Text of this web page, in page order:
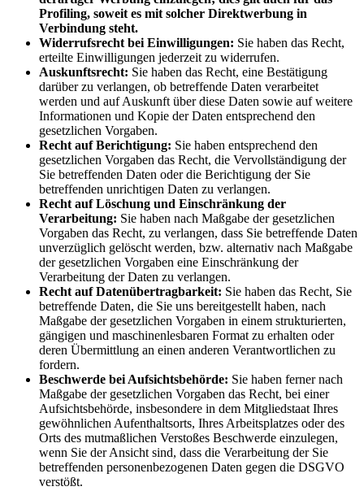
Profiling, soweit es mit solcher Direktwerbung in
Verbindung steht.
Widerrufsrecht bei Einwilligungen: Sie haben das Recht,
erteilte Einwilligungen jederzeit zu widerrufen.
Auskunftsrecht: Sie haben das Recht, eine Bestätigung
darüber zu verlangen, ob betreffende Daten verarbeitet
werden und auf Auskunft über diese Daten sowie auf weitere
Informationen und Kopie der Daten entsprechend den
gesetzlichen Vorgaben.
Recht auf Berichtigung: Sie haben entsprechend den
gesetzlichen Vorgaben das Recht, die Vervollständigung der
Sie betreffenden Daten oder die Berichtigung der Sie
betreffenden unrichtigen Daten zu verlangen.
Recht auf Löschung und Einschränkung der
Verarbeitung: Sie haben nach Maßgabe der gesetzlichen
Vorgaben das Recht, zu verlangen, dass Sie betreffende Daten
unverzüglich gelöscht werden, bzw. alternativ nach Maßgabe
der gesetzlichen Vorgaben eine Einschränkung der
Verarbeitung der Daten zu verlangen.
Recht auf Datenübertragbarkeit: Sie haben das Recht, Sie
betreffende Daten, die Sie uns bereitgestellt haben, nach
Maßgabe der gesetzlichen Vorgaben in einem strukturierten,
gängigen und maschinenlesbaren Format zu erhalten oder
deren Übermittlung an einen anderen Verantwortlichen zu
fordern.
Beschwerde bei Aufsichtsbehörde: Sie haben ferner nach
Maßgabe der gesetzlichen Vorgaben das Recht, bei einer
Aufsichtsbehörde, insbesondere in dem Mitgliedstaat Ihres
gewöhnlichen Aufenthaltsorts, Ihres Arbeitsplatzes oder des
Orts des mutmaßlichen Verstoßes Beschwerde einzulegen,
wenn Sie der Ansicht sind, dass die Verarbeitung der Sie
betreffenden personenbezogenen Daten gegen die DSGVO
verstößt.